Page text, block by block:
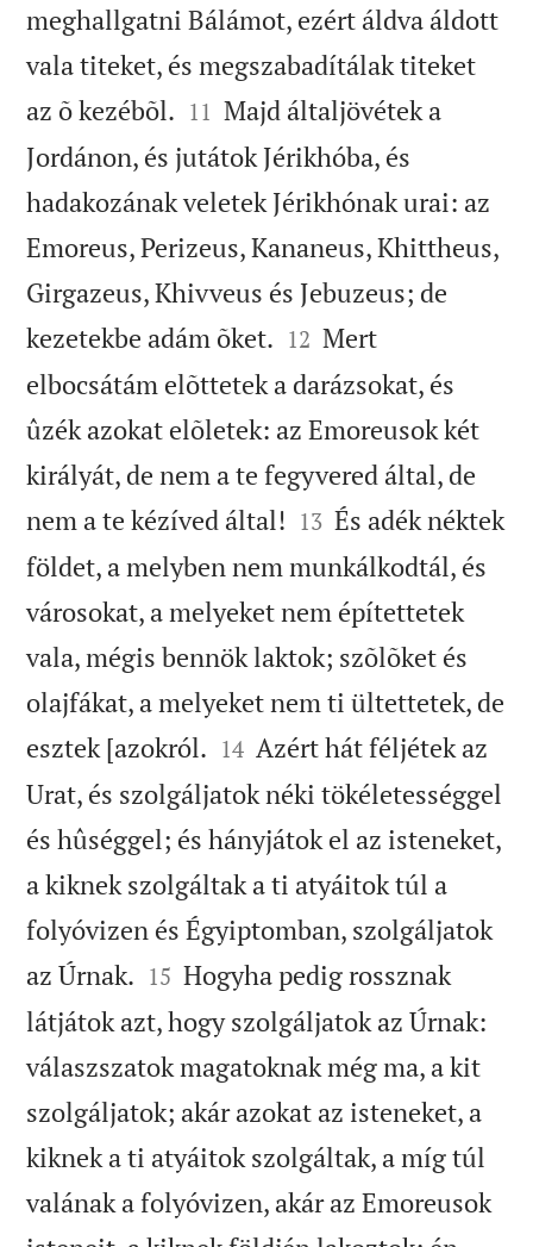
meghallgatni Bálámot, ezért áldva áldott
vala titeket, és megszabadítálak titeket
az õ kezébõl. 

11 Majd általjövétek a
Jordánon, és jutátok Jérikhóba, és
hadakozának veletek Jérikhónak urai: az
Emoreus, Perizeus, Kananeus, Khittheus,
Girgazeus, Khivveus és Jebuzeus; de
kezetekbe adám õket. 

12 Mert
elbocsátám elõttetek a darázsokat, és
ûzék azokat elõletek: az Emoreusok két
királyát, de nem a te fegyvered által, de
nem a te kézíved által! 

13 És adék néktek
földet, a melyben nem munkálkodtál, és
városokat, a melyeket nem építettetek
vala, mégis bennök laktok; szõlõket és
olajfákat, a melyeket nem ti ültettetek, de
esztek [azokról. 

14 Azért hát féljétek az
Urat, és szolgáljatok néki tökéletességgel
és hûséggel; és hányjátok el az isteneket,
a kiknek szolgáltak a ti atyáitok túl a
folyóvizen és Égyiptomban, szolgáljatok
az Úrnak. 

15 Hogyha pedig rossznak
látjátok azt, hogy szolgáljatok az Úrnak:
válaszszatok magatoknak még ma, a kit
szolgáljatok; akár azokat az isteneket, a
kiknek a ti atyáitok szolgáltak, a míg túl
valának a folyóvizen, akár az Emoreusok